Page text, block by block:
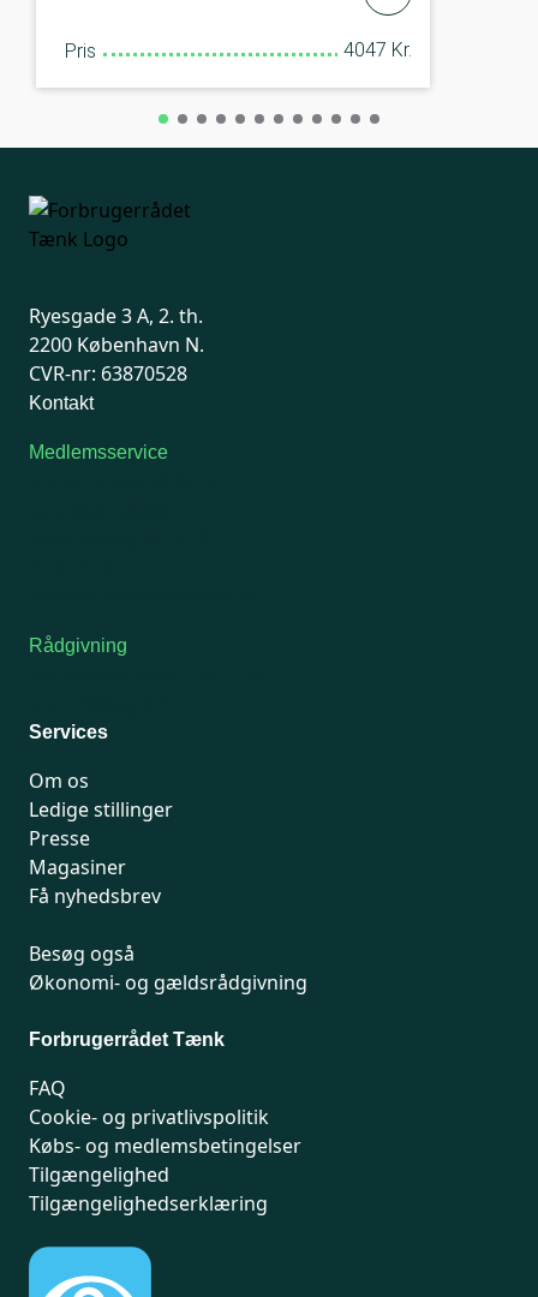
Pris 4047 Kr.
Ryesgade 3 A, 2. th.
2200 København N.
CVR-nr: 63870528
Kontakt
Medlemsservice
Rådgivning
Services
Om os
Ledige stillinger
Presse
Magasiner
Få nyhedsbrev
Besøg også
Økonomi- og gældsrådgivning
Forbrugerrådet Tænk
FAQ
Cookie- og privatlivspolitik
Købs- og medlemsbetingelser
Tilgængelighed
Tilgængelighedserklæring